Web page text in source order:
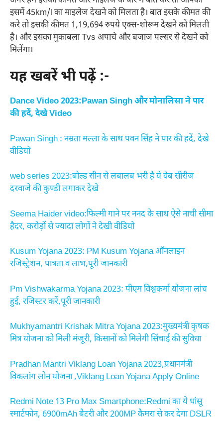
इसमें 45km/l का माइलेज देखने को मिलता है। बात इसके कीमत की
करे तो इसकी कीमत 1,19,694 रुपये एक्स-शोरूम देखने को मिलती
है। और इसका मुकाबला Tvs अपाचे और बजाज पल्सर से देखने को
मिलेंगा।
यह खबरें भी पढ़ें :-
Dance Video 2023:Pawan Singh और मोनालिसा ने पार
की हदें, देखे Video
Pawan Singh : नम्रता मल्ला के साथ पवन सिंह ने पार की हदें, देखे
वीडियो
web series 2023:बोल्ड सीन से लबालब भरी है ये वेब सीरीज
दरवाजे की कुण्डी लगाकर देखे
Seema Haider video:फिल्मी गाने पर ननद के साथ ऐसे नाची सीमा
हैदर, करोड़ों से ज्यादा लोगों ने देखी वीडियो
Kusum Yojana 2023: PM Kusum Yojana ऑनलाइन
रजिस्ट्रेशन, पात्रता व लाभ,पूरी जानकारी
Pm Vishwakarma Yojana 2023: पीएम विश्वकर्मा योजना लांच
हुई, रजिस्टर करें,पूरी जानकारी
Mukhyamantri Krishak Mitra Yojana 2023:मुख्यमंत्री कृषक
मित्र योजना को मिली मंजूरी, किसानों को मिलेगी सिंचाई की सुविधा
Pradhan Mantri Viklang Loan Yojana 2023,प्रधानमंत्री
विकलांग लोन योजना ,Viklang Loan Yojana Apply Online
Redmi Note 13 Pro Max Smartphone:Redmi का ये धांसू
स्मार्टफोन, 6900mAh बैटरी और 200MP कैमरा से कर देगा DSLR